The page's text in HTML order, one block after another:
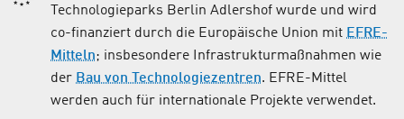
Technologieparks Berlin Adlershof wurde und wird
co-finanziert durch die Europäische Union mit EFRE-
Mitteln; insbesondere Infrastrukturmaßnahmen wie
der Bau von Technologiezentren. EFRE-Mittel
werden auch für internationale Projekte verwendet.